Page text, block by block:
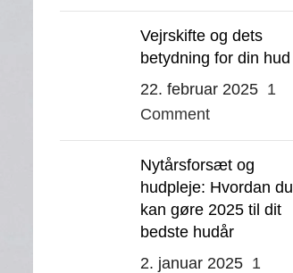
Vejrskifte og dets
betydning for din hud
22. februar 2025 1
Comment
Nytårsforsæt og
hudpleje: Hvordan du
kan gøre 2025 til dit
bedste hudår
2. januar 2025 1